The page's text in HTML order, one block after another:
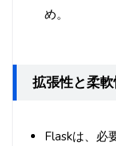
め。
拡張性と柔
Flaskは、必